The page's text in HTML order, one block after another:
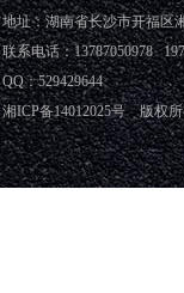
地址：湖南省长沙市开福
联系电话：13787050978
QQ：529429644
湘ICP备14012025号 版权